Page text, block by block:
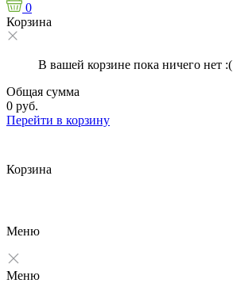
0
Корзина
В вашей корзине пока ничего нет :(
Общая сумма
0 руб.
Перейти в корзину
Корзина
Меню
Меню